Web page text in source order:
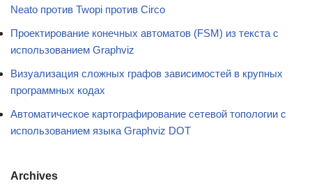
Neato против Twopi против Circo
Проектирование конечных автоматов (FSM) из текста с
использованием Graphviz
Визуализация сложных графов зависимостей в крупных
программных кодах
Автоматическое картографирование сетевой топологии с
использованием языка Graphviz DOT
Archives